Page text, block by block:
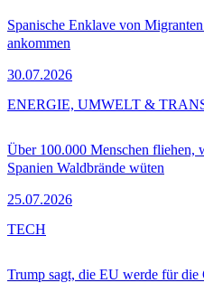
Spanische Enklave von
ankommen
30.07.2026
Über 100.000 Menschen fliehen,
Spanien Waldbrände wüten
25.07.2026
ENERGIE, UMWELT &
Trump sagt, die EU werde für die
TECH